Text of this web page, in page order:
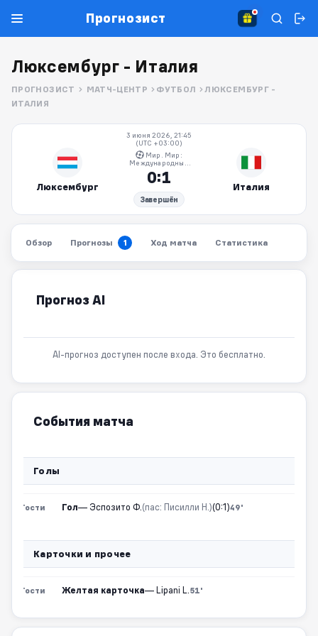
Прогнозист
Люксембург - Италия
ПРОГНОЗИСТ МАТЧ-ЦЕНТР ФУТБОЛ
ЛЮКСЕМБУРГ -
ИТАЛИЯ
Люксембург
3 июня 2026, 21:45
(UTC +03:00)
Мир. Мир:
Международные
товарищеские
матчи
0:1
Завершён
Италия
Обзор Прогнозы 1 Ход матча Статистика
Прогноз AI
AI-прогноз доступен после входа. Это бесплатно.
События матча
Голы
Гости 49'
Гол— Эспозито Ф.(пас: Писилли Н.)(0:1)
Карточки и прочее
Гости 51'
Желтая карточка— Lipani L.